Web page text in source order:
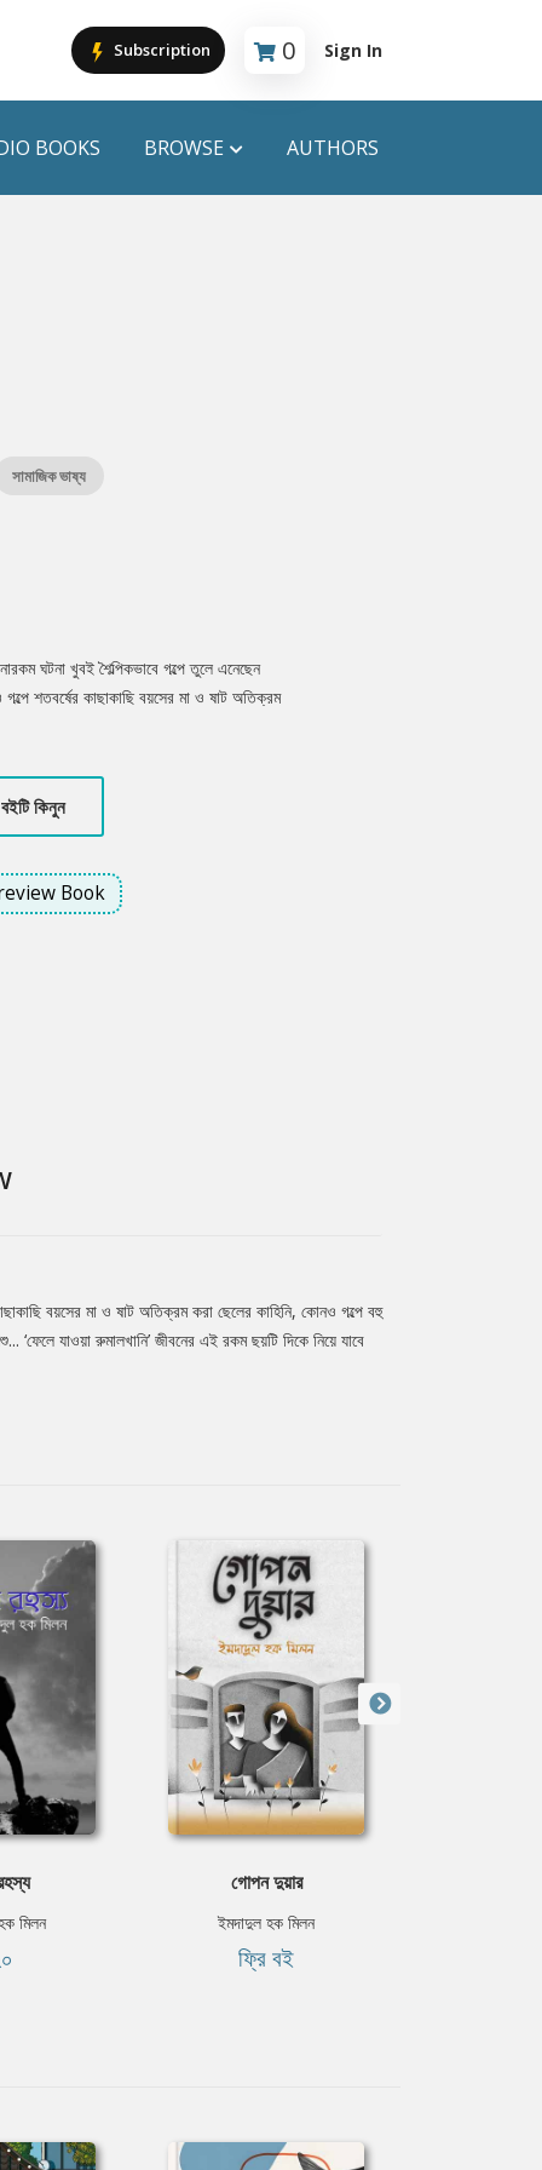
Subscription 0
Cart is empty
Sign In
BOOKS BROWSE AUTHORS
সামাজিক ভাষ্য
ঘটনা খুবই শৈল্পিকভাবে গল্পে তুলে এনেছেন
শতবর্ষের কাছাকাছি বয়সের মা ও ষাট অতিক্রম
ছেলের মনে পড়েছে কিশোর বয়সে বন্ধুর
নিয়ে যাবে পাঠককে।
বইটি কিনুন
Book
বয়সের মা ও ষাট অতিক্রম করা ছেলের কাহিনি, কোনও গল্পে বহু
যাওয়া রুমালখানি’ জীবনের এই রকম ছয়টি দিকে নিয়ে যাবে
মিলন
গোপন দুয়ার
ইমদাদুল হক মিলন
ফ্রি বই